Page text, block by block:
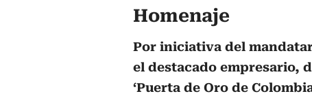
Homenaje
Por iniciativa del
el destacado empresario,
‘Puerta de Oro de